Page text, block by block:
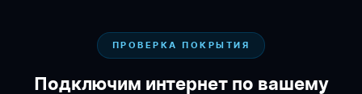
ПРОВЕРКА ПОКРЫТИЯ
Подключим интернет по вашему